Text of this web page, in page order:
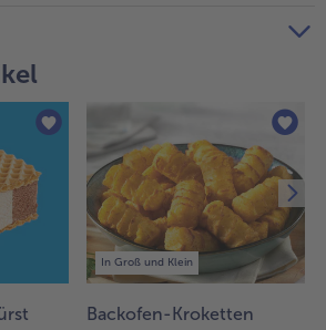
In Groß und Klein
Backofen-Kroketten